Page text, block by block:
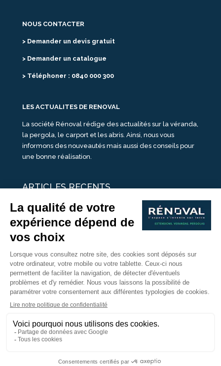
NOUS CONTACTER
> Demander un devis gratuit
> Demander un catalogue
> Téléphoner : 0840 000 300
LES ACTUALITES DE RENOVAL
La société Rénoval rédige des actualités sur la véranda,
la pergola, le carport et les abris. Ainsi, nous vous
informons des nouveautés mais aussi des conseils pour
une bonne réalisation.
ARTICLES RECENTS
25 idées de vérandas design
Un été pour une véranda
Portes Ouvertes Véranda Extension Suisse | 26-27 Juin
portes ouvertes véranda sur mesure
Nous Suivre